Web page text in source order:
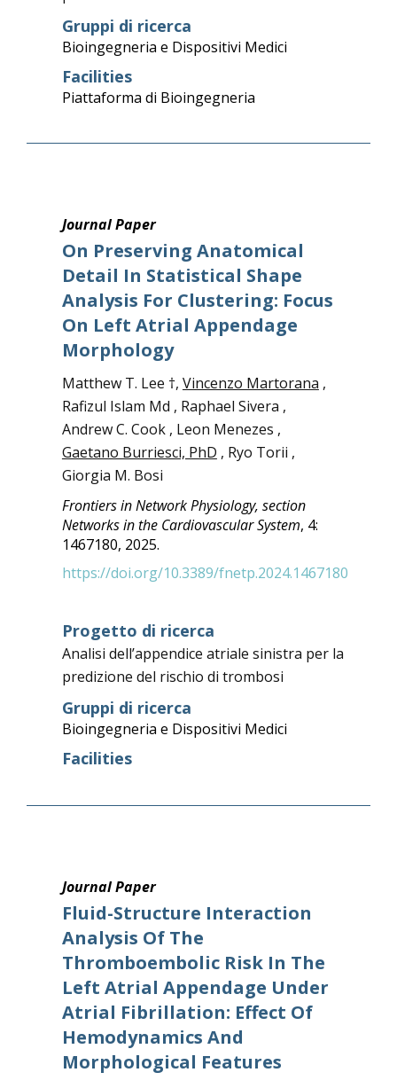
Gruppi di ricerca
Bioingegneria e Dispositivi Medici
Facilities
Piattaforma di Bioingegneria
Journal Paper
On Preserving Anatomical
Detail In Statistical Shape
Analysis For Clustering: Focus
On Left Atrial Appendage
Morphology
Matthew T. Lee †, Vincenzo Martorana ,
Rafizul Islam Md , Raphael Sivera ,
Andrew C. Cook , Leon Menezes ,
Gaetano Burriesci, PhD , Ryo Torii ,
Giorgia M. Bosi
Frontiers in Network Physiology, section
Networks in the Cardiovascular System, 4:
1467180, 2025.
https://doi.org/10.3389/fnetp.2024.1467180
Progetto di ricerca
Analisi dell’appendice atriale sinistra per la
predizione del rischio di trombosi
Gruppi di ricerca
Bioingegneria e Dispositivi Medici
Facilities
Journal Paper
Fluid-Structure Interaction
Analysis Of The
Thromboembolic Risk In The
Left Atrial Appendage Under
Atrial Fibrillation: Effect Of
Hemodynamics And
Morphological Features